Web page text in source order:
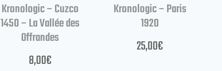
Kronologic – Cuzco
1450 – La Vallée des
Offrandes
8,00€
Kronologic – Paris
1920
25,00€